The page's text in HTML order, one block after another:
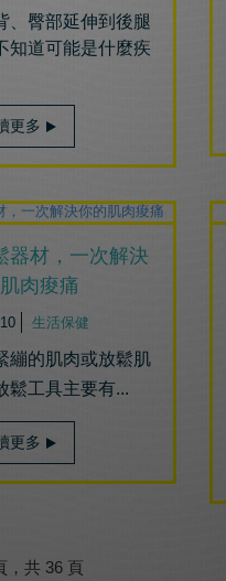
、臀部延伸到後腿
知道可能是什麼疾
更多
器材，一次解決
肉痠痛
生活保健
繃的肌肉或放鬆肌
鬆工具主要有...
更多
，共 36 頁